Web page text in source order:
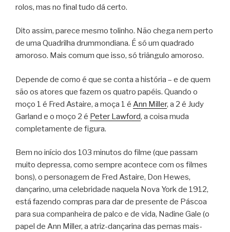
rolos, mas no final tudo dá certo.
Dito assim, parece mesmo tolinho. Não chega nem perto
de uma Quadrilha drummondiana. É só um quadrado
amoroso. Mais comum que isso, só triângulo amoroso.
Depende de como é que se conta a história – e de quem
são os atores que fazem os quatro papéis. Quando o
moço 1 é Fred Astaire, a moça 1 é Ann Miller, a 2 é Judy
Garland e o moço 2 é Peter Lawford, a coisa muda
completamente de figura.
Bem no início dos 103 minutos do filme (que passam
muito depressa, como sempre acontece com os filmes
bons), o personagem de Fred Astaire, Don Hewes,
dançarino, uma celebridade naquela Nova York de 1912,
está fazendo compras para dar de presente de Páscoa
para sua companheira de palco e de vida, Nadine Gale (o
papel de Ann Miller, a atriz-dançarina das pernas mais-